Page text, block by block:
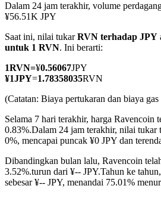
TradFi
Derivatif saham, forex, logam
USDC Berjangka
Kontrak berjangka menggunakan
Dalam 24 jam terakhir, volume
¥56.51K JPY
Saat ini, nilai tukarRVN terhadap JPY
untuk 1 RVN. Ini berarti:
1RVN=¥0.56067JPY
¥1JPY=1.78358035RVN
(Catatan: Biaya pertukaran dan biaya
Selama 7 hari terakhir, harga Ravencoin
0.83%.Dalam 24 jam terakhir, nilai tukar
0%, mencapai puncak ¥0 JPY dan
Dibandingkan bulan lalu, Ravencoin
3.52%.turun dari ¥-- JPY.Tahun ke
sebesar ¥-- JPY, menandai 75.01%